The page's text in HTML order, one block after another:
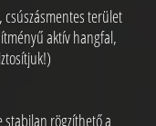
csúszásmentes terület
aktív hangfal,
rögzíthető a